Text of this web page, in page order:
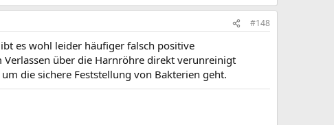
#148
es wohl leider häufiger falsch positive
über die Harnröhre direkt verunreinigt
die sichere Feststellung von Bakterien geht.